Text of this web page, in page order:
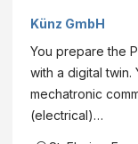
Künz GmbH
You prepare the
with a digital
mechatronic
(electrical)…